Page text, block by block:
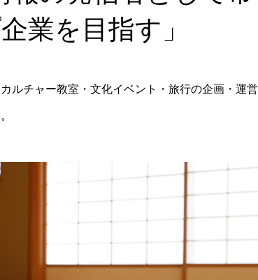
業を目指す」
ルチャー教室・文化イベント・旅行の企画・運営